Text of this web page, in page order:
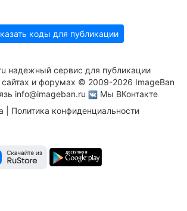
коды для публикации
надежный сервис для публикации
и форумах © 2009-2026 ImageBan
info@imageban.ru
Мы ВКонтакте
Политика конфиденциальности